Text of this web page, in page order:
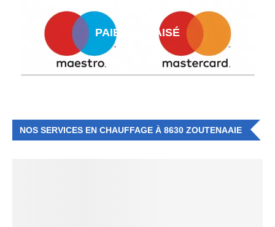
PAIEMENT AISÉ
NOS SERVICES EN CHAUFFAGE À 8630 ZOUTENAAIE